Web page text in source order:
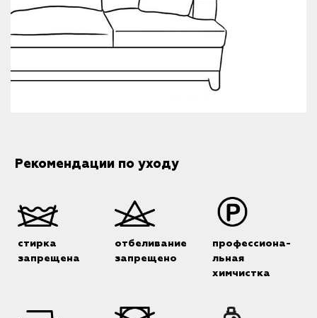
Рекомендации по уходу
стирка
запрещена
отбеливание
запрещено
профессиона-
льная
химчистка